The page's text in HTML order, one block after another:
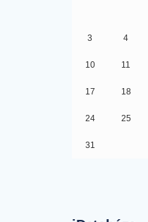
3 4
10 11
17 18
24 25
31